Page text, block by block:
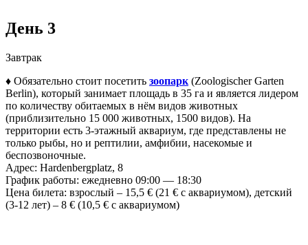
День 3
Завтрак
♦ Обязательно стоит посетить зоопарк (Zoologischer Garten
Berlin), который занимает площадь в 35 га и является лидером
по количеству обитаемых в нём видов животных
(приблизительно 15 000 животных, 1500 видов). На
территории есть 3-этажный аквариум, где представлены не
только рыбы, но и рептилии, амфибии, насекомые и
беспозвоночные.
Адрес: Hardenbergplatz, 8
График работы: ежедневно 09:00 — 18:30
Цена билета: взрослый – 15,5 € (21 € с аквариумом), детский
(3-12 лет) – 8 € (10,5 € с аквариумом)